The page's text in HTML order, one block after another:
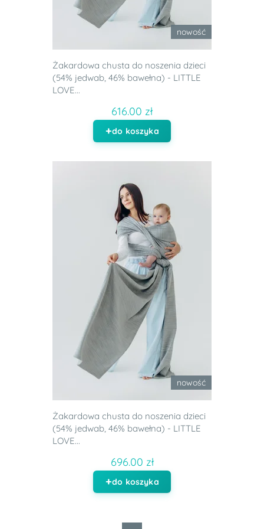
nowość
Żakardowa chusta do noszenia dzieci
(54% jedwab, 46% bawełna) - LITTLE
LOVE...
616.00 zł
do koszyka
nowość
Żakardowa chusta do noszenia dzieci
(54% jedwab, 46% bawełna) - LITTLE
LOVE...
696.00 zł
do koszyka